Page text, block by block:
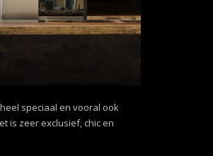
speciaal en vooral ook
is zeer exclusief, chic en